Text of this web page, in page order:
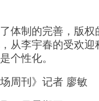
制的完善，版权
从李宇春的受欢
个性化。
刊》记者 廖敏